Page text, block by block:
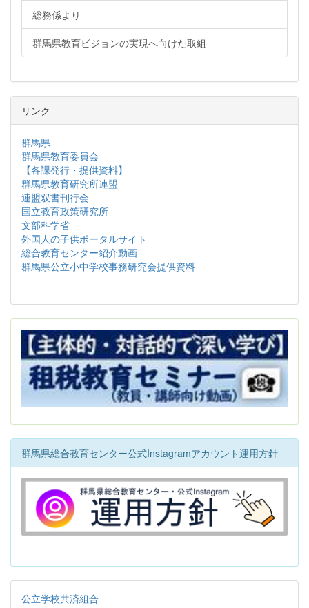
総務係より
群馬県教育ビジョンの実現へ向けた取組
リンク
群馬県
群馬県教育委員会
【各課発行・提供資料】
群馬県教育研究所連盟
連盟双書刊行会
国立教育政策研究所
文部科学省
外国人の子供ポータルサイト
総合教育センター紹介動画
群馬県公立小中学校事務研究会提供資料
群馬県総合教育センター公式Instagramアカウント運用方針
公立学校共済組合